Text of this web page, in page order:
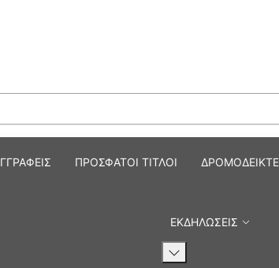
Βιβλία
ΠΡΟΣΦΑΤΟΙ ΤΙΤΛΟΙ
ΕΚΔΗΛΩΣΕΙΣ